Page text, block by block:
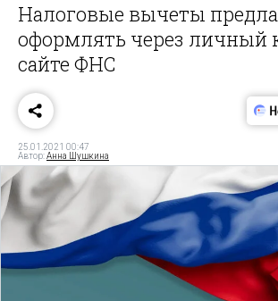
Налоговые вычеты
оформлять через личный
сайте ФНС
25.01.2021 00:47
Автор:Анна Шушкина